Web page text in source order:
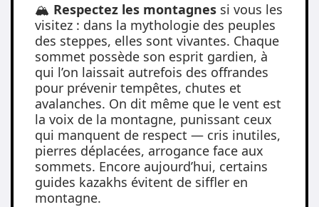
🏔️ Respectez les montagnes si vous les
visitez : dans la mythologie des peuples
des steppes, elles sont vivantes. Chaque
sommet possède son esprit gardien, à
qui l’on laissait autrefois des offrandes
pour prévenir tempêtes, chutes et
avalanches. On dit même que le vent est
la voix de la montagne, punissant ceux
qui manquent de respect — cris inutiles,
pierres déplacées, arrogance face aux
sommets. Encore aujourd’hui, certains
guides kazakhs évitent de siffler en
montagne.